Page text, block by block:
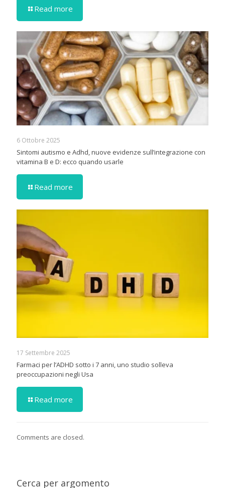
Read more
6 Ottobre 2025
Sintomi autismo e Adhd, nuove evidenze sull’integrazione con
vitamina B e D: ecco quando usarle
Read more
17 Settembre 2025
Farmaci per l’ADHD sotto i 7 anni, uno studio solleva
preoccupazioni negli Usa
Read more
Comments are closed.
Cerca per argomento